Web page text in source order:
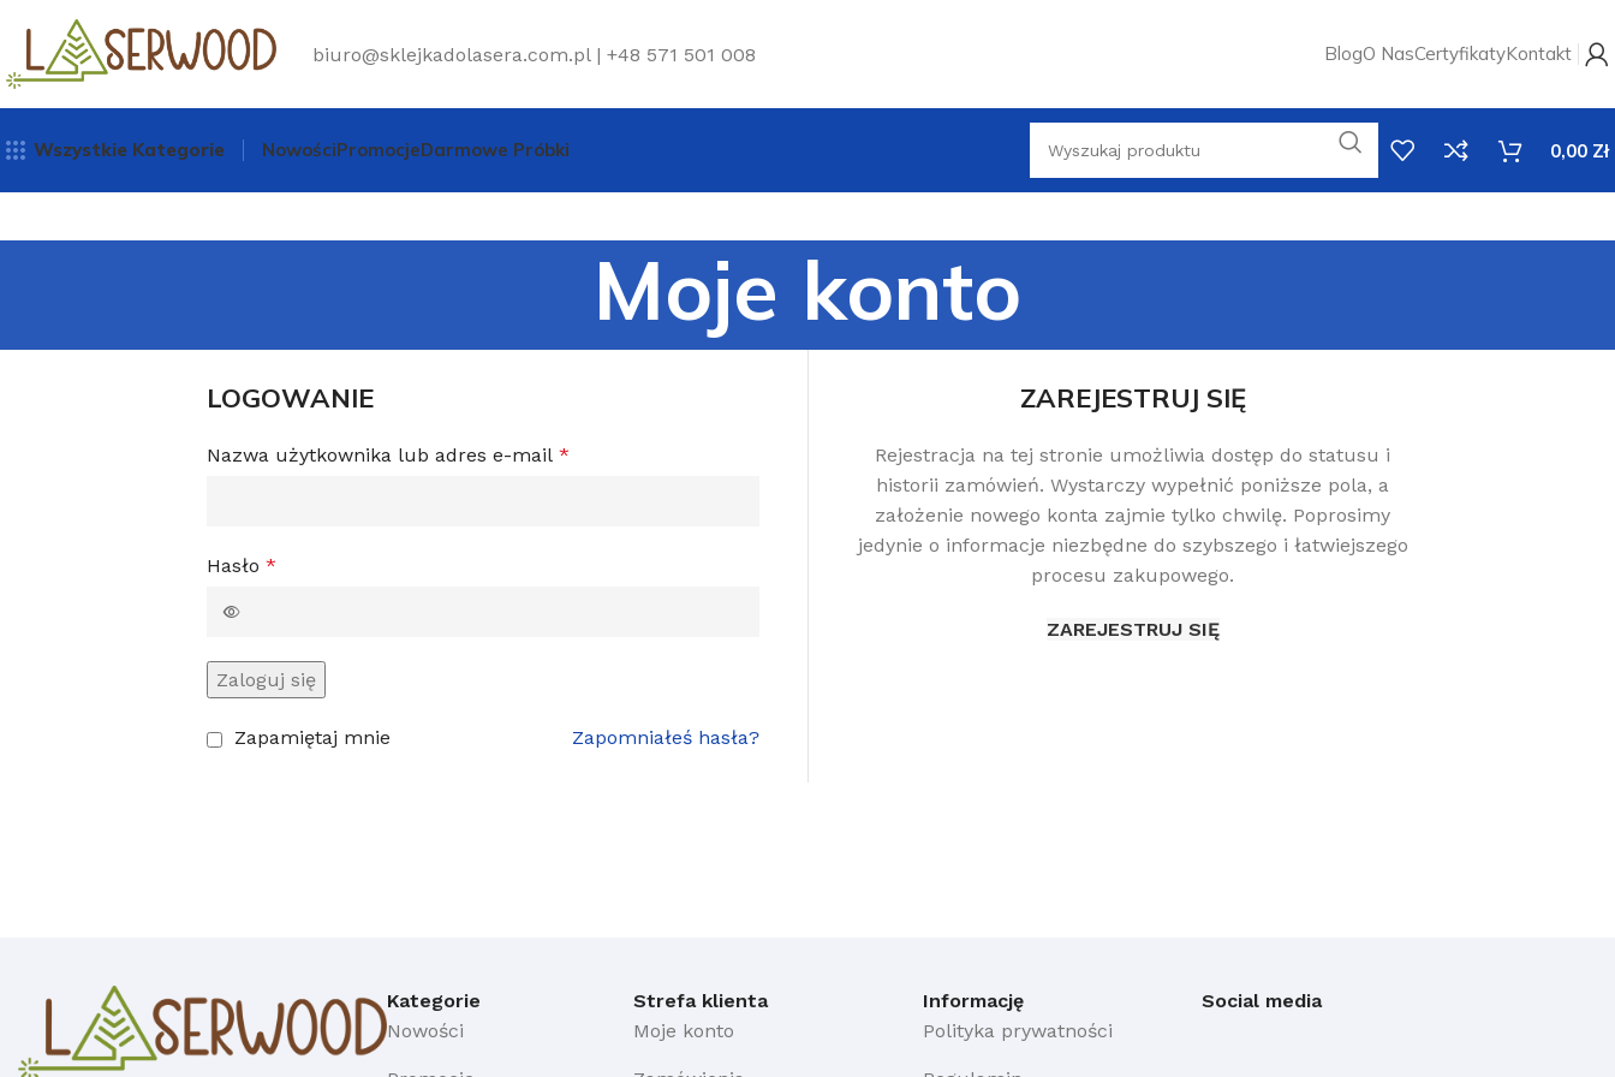
biuro@sklejkadolasera.com.pl | +48 571 501 008 BlogO NasCertyfikatyKontakt
Wszystkie Kategorie NowościPromocjeDarmowe Próbki 0,00 Zł
Moje konto
LOGOWANIE
Nazwa użytkownika lub adres e-mail *
Hasło *
Zaloguj się
Zapomniałeś hasła?
Zapamiętaj mnie
ZAREJESTRUJ SIĘ
Rejestracja na tej stronie umożliwia dostęp do statusu i
historii zamówień. Wystarczy wypełnić poniższe pola, a
założenie nowego konta zajmie tylko chwilę. Poprosimy
jedynie o informacje niezbędne do szybszego i łatwiejszego
procesu zakupowego.
ZAREJESTRUJ SIĘ
Kategorie
Nowości
Strefa klienta
Moje konto
Informację
Polityka prywatności
Social media